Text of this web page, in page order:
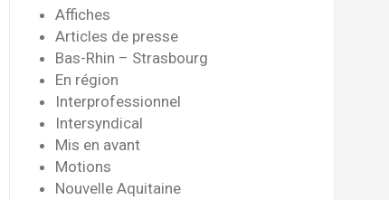
Affiches
Articles de presse
Bas-Rhin – Strasbourg
En région
Interprofessionnel
Intersyndical
Mis en avant
Motions
Nouvelle Aquitaine